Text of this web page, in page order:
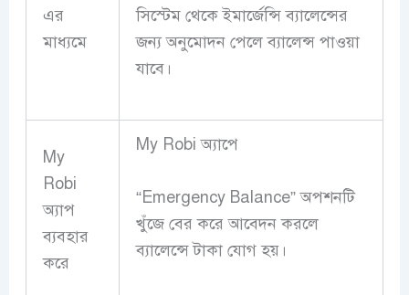
এর
মাধ্যমে
সিস্টেম থেকে ইমার্জেন্সি ব্যালেন্সের
জন্য অনুমোদন পেলে ব্যালেন্স পাওয়া
যাবে।
My
Robi
অ্যাপ
ব্যবহার
করে
My Robi অ্যাপে
“Emergency Balance” অপশনটি
খুঁজে বের করে আবেদন করলে
ব্যালেন্সে টাকা যোগ হয়।